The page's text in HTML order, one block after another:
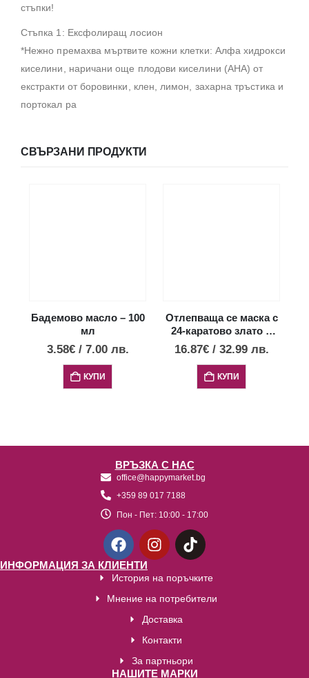
стъпки!
Стъпка 1: Ексфолиращ лосион
*Нежно премахва мъртвите кожни клетки: Алфа хидрокси
киселини, наричани още плодови киселини (AHA) от
екстракти от боровинки, клен, лимон, захарна тръстика и
портокал ра
СВЪРЗАНИ ПРОДУКТИ
Бадемово масло – 100
мл
3.58€ / 7.00 лв.
КУПИ
Отлепваща се маска с
24-каратово злато и
перлен прах– 30 гр
16.87€ / 32.99 лв.
КУПИ
ВРЪЗКА С НАС
office@happymarket.bg
+359 89 017 7188
Пон - Пет: 10:00 - 17:00
ИНФОРМАЦИЯ ЗА КЛИЕНТИ
История на поръчките
Мнение на потребители
Доставка
Контакти
За партньори
НАШИТЕ МАРКИ